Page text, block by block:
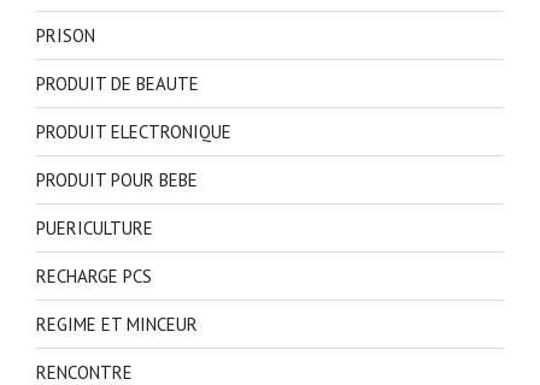
PRISON
PRODUIT DE BEAUTE
PRODUIT ELECTRONIQUE
PRODUIT POUR BEBE
PUERICULTURE
RECHARGE PCS
REGIME ET MINCEUR
RENCONTRE